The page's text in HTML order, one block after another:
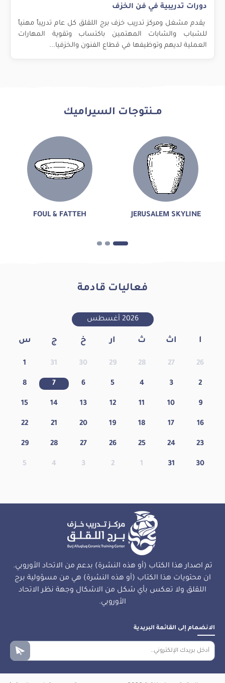
دورات تدريبية في فن الخزف
يقدم مشغل ومركز تدريب خزف برج اللقلق كل عام تدريباً مهنياً
للشباب والشابات المهتمين باكتساب وتقوية المهارات
العملية لديهم وتوظيفها في قطاع الفنون والخزفيا...
مــنتوجات السيراميك
JERUSALEM SKYLINE
FOUL & FATTEH
فعاليات قادمة
2026 أغسطس
ا اث ث ار خ ج س
26
27
28
29
30
31
1
2
3
4
5
6
7
8
9
10
11
12
13
14
15
16
17
18
19
20
21
22
23
24
25
26
27
28
29
30
31
1
2
3
4
5
تم اصدار هذا الكتاب (أو هذه النشرة) بدعم من الاتحاد الأوروبي.
ان محتويات هذا الكتاب (أو هذه النشرة) هي من مسؤولية برج
اللقلق ولا تعكس بأي شكل من الاشكال وجهة نظر الاتحاد
الأوروبي.
الانضمام إلى القائمة البريدية